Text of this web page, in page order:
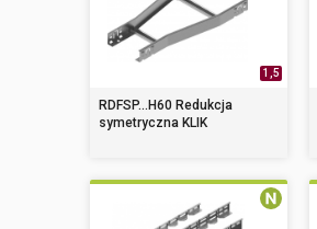
1,5
RDFSP...H60 Redukcja
symetryczna KLIK